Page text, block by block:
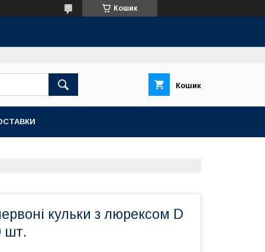
Кошик
Кошик
кульки з люрексом D
шт.